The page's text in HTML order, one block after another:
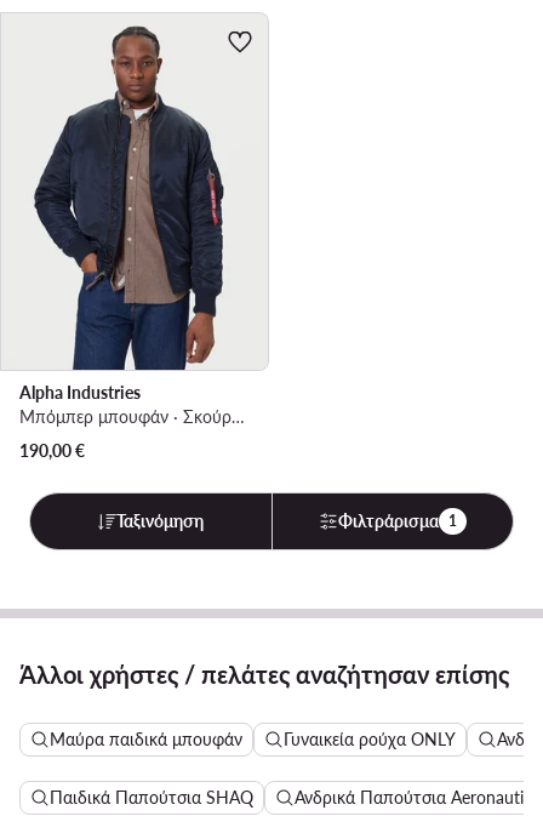
Alpha Industries
Μπόμπερ μπουφάν · Σκούρο μπλε
190,00€
Ταξινόμηση Φιλτράρισμα 1
Άλλοι χρήστες / πελάτες αναζήτησαν επίσης
Μαύρα παιδικά μπουφάν Γυναικεία ρούχα ONLY
Παιδικά Παπούτσια SHAQ Ανδρικά Παπούτσια